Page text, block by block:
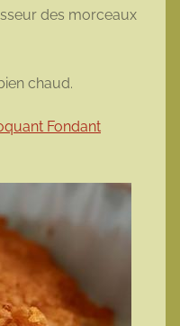
des morceaux
chaud.
Fondant